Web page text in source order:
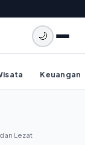
🌙
Keuangan
Lezat